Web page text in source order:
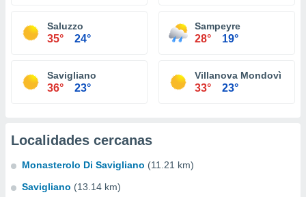
Saluzzo
35° 24°
Sampeyre
28° 19°
Savigliano
36° 23°
Villanova Mondovì
33° 23°
Localidades cercanas
Monasterolo Di Savigliano (11.21 km)
Savigliano (13.14 km)